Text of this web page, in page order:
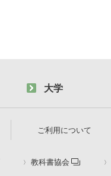
大学
ご利用について
教科書協会